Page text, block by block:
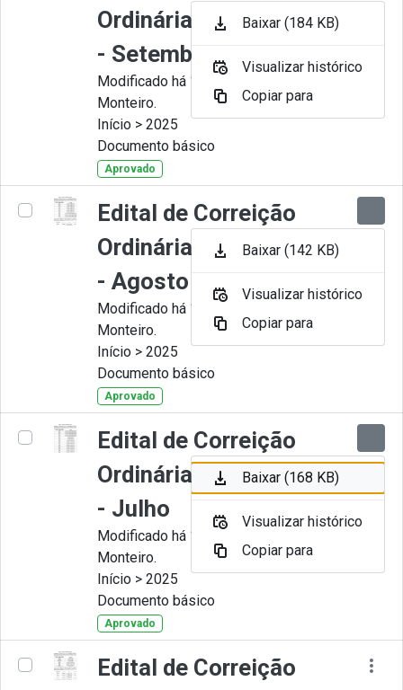
Ordinária nº 009-2025
- Setembro
Modificado há 11 Meses por Juliana
Monteiro.
Início > 2025
Documento básico
Aprovado
Edital de Correição
Ordinária nº 008-2025
- Agosto
Modificado há 11 Meses por Juliana
Monteiro.
Início > 2025
Documento básico
Aprovado
Edital de Correição
Ordinária nº 007-2025
- Julho
Modificado há 11 Meses por Juliana
Monteiro.
Início > 2025
Documento básico
Aprovado
Edital de Correição
Baixar (184 KB)
Visualizar histórico
Copiar para
Baixar (142 KB)
Visualizar histórico
Copiar para
Baixar (168 KB)
Visualizar histórico
Copiar para